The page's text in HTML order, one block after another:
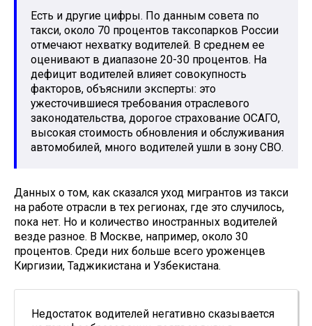
Есть и другие цифры. По данным совета по
такси, около 70 процентов таксопарков России
отмечают нехватку водителей. В среднем ее
оценивают в диапазоне 20-30 процентов. На
дефицит водителей влияет совокупность
факторов, объяснили эксперты: это
ужесточившиеся требования отраслевого
законодательства, дорогое страхование ОСАГО,
высокая стоимость обновления и обслуживания
автомобилей, много водителей ушли в зону СВО.
Данных о том, как сказался уход мигрантов из такси
на работе отрасли в тех регионах, где это случилось,
пока нет. Но и количество иностранных водителей
везде разное. В Москве, например, около 30
процентов. Среди них больше всего уроженцев
Киргизии, Таджикистана и Узбекистана.
Недостаток водителей негативно сказывается